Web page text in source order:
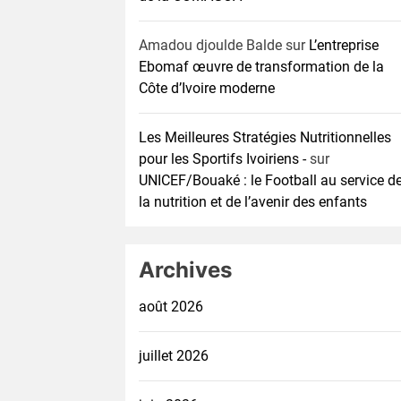
Amadou djoulde Balde sur L’entreprise
Ebomaf œuvre de transformation de la
Côte d’Ivoire moderne
Les Meilleures Stratégies Nutritionnelles
pour les Sportifs Ivoiriens -sur
UNICEF/Bouaké : le Football au service
la nutrition et de l’avenir des enfants
Archives
août 2026
juillet 2026